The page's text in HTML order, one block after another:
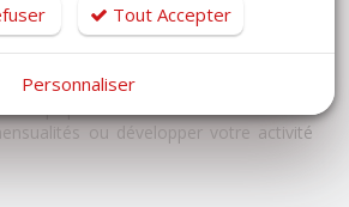
: "C'est un bien rare qui permet de
vie et intelligence financière. La
ou développer votre activité
Tout Accepter
Personnaliser